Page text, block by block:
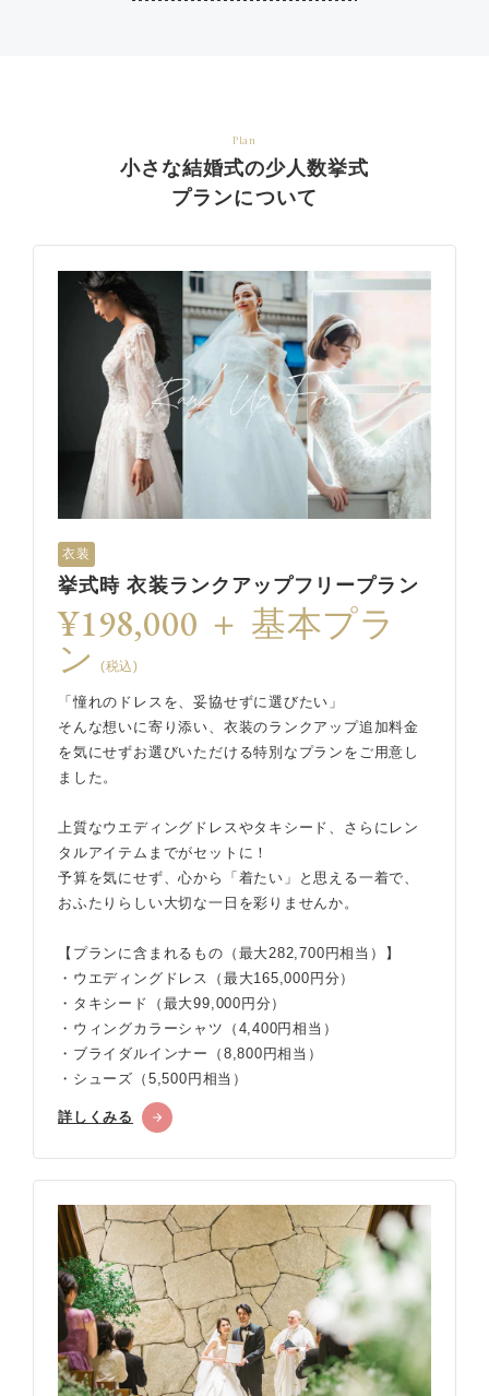
Plan
小さな結婚式の少人数挙式
プランについて
衣装
挙式時 衣装ランクアップフリープラン
¥198,000 ＋ 基本プラ
ン (税込)
「憧れのドレスを、妥協せずに選びたい」
そんな想いに寄り添い、衣装のランクアップ追加料金
を気にせずお選びいただける特別なプランをご用意し
ました。
上質なウエディングドレスやタキシード、さらにレン
タルアイテムまでがセットに！
予算を気にせず、心から「着たい」と思える一着で、
おふたりらしい大切な一日を彩りませんか。
【プランに含まれるもの（最大282,700円相当）】
・ウエディングドレス（最大165,000円分）
・タキシード（最大99,000円分）
・ウィングカラーシャツ（4,400円相当）
・ブライダルインナー（8,800円相当）
・シューズ（5,500円相当）
詳しくみる